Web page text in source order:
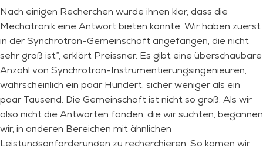
Nach einigen Recherchen wurde ihnen klar, dass die
Mechatronik eine Antwort bieten könnte. Wir haben zuerst
in der Synchrotron-Gemeinschaft angefangen, die nicht
sehr groß ist”, erklärt Preissner. Es gibt eine überschaubare
Anzahl von Synchrotron-Instrumentierungsingenieuren,
wahrscheinlich ein paar Hundert, sicher weniger als ein
paar Tausend. Die Gemeinschaft ist nicht so groß. Als wir
also nicht die Antworten fanden, die wir suchten, begannen
wir, in anderen Bereichen mit ähnlichen
Leistungsanforderungen zu recherchieren. So kamen wir